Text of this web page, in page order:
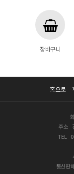
장바구니
홈으로
주소
TEL
통신판